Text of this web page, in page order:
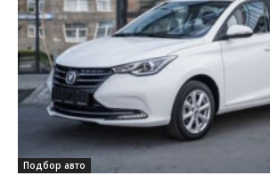
Подбор авто